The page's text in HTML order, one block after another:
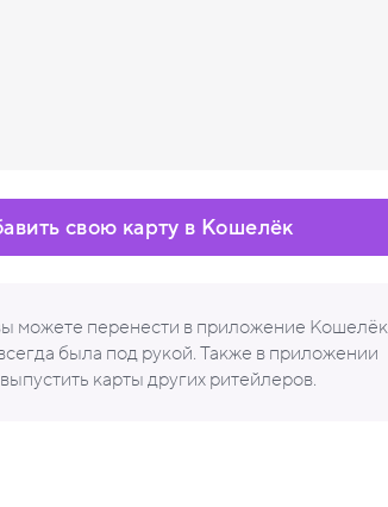
можете перенести в приложение
была под рукой. Также в приложении
карты других ритейлеров.
свою карту в Кошелёк